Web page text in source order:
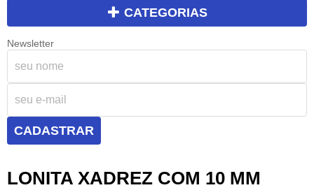
CATEGORIAS
Newsletter
CADASTRAR
LONITA XADREZ COM 10 MM